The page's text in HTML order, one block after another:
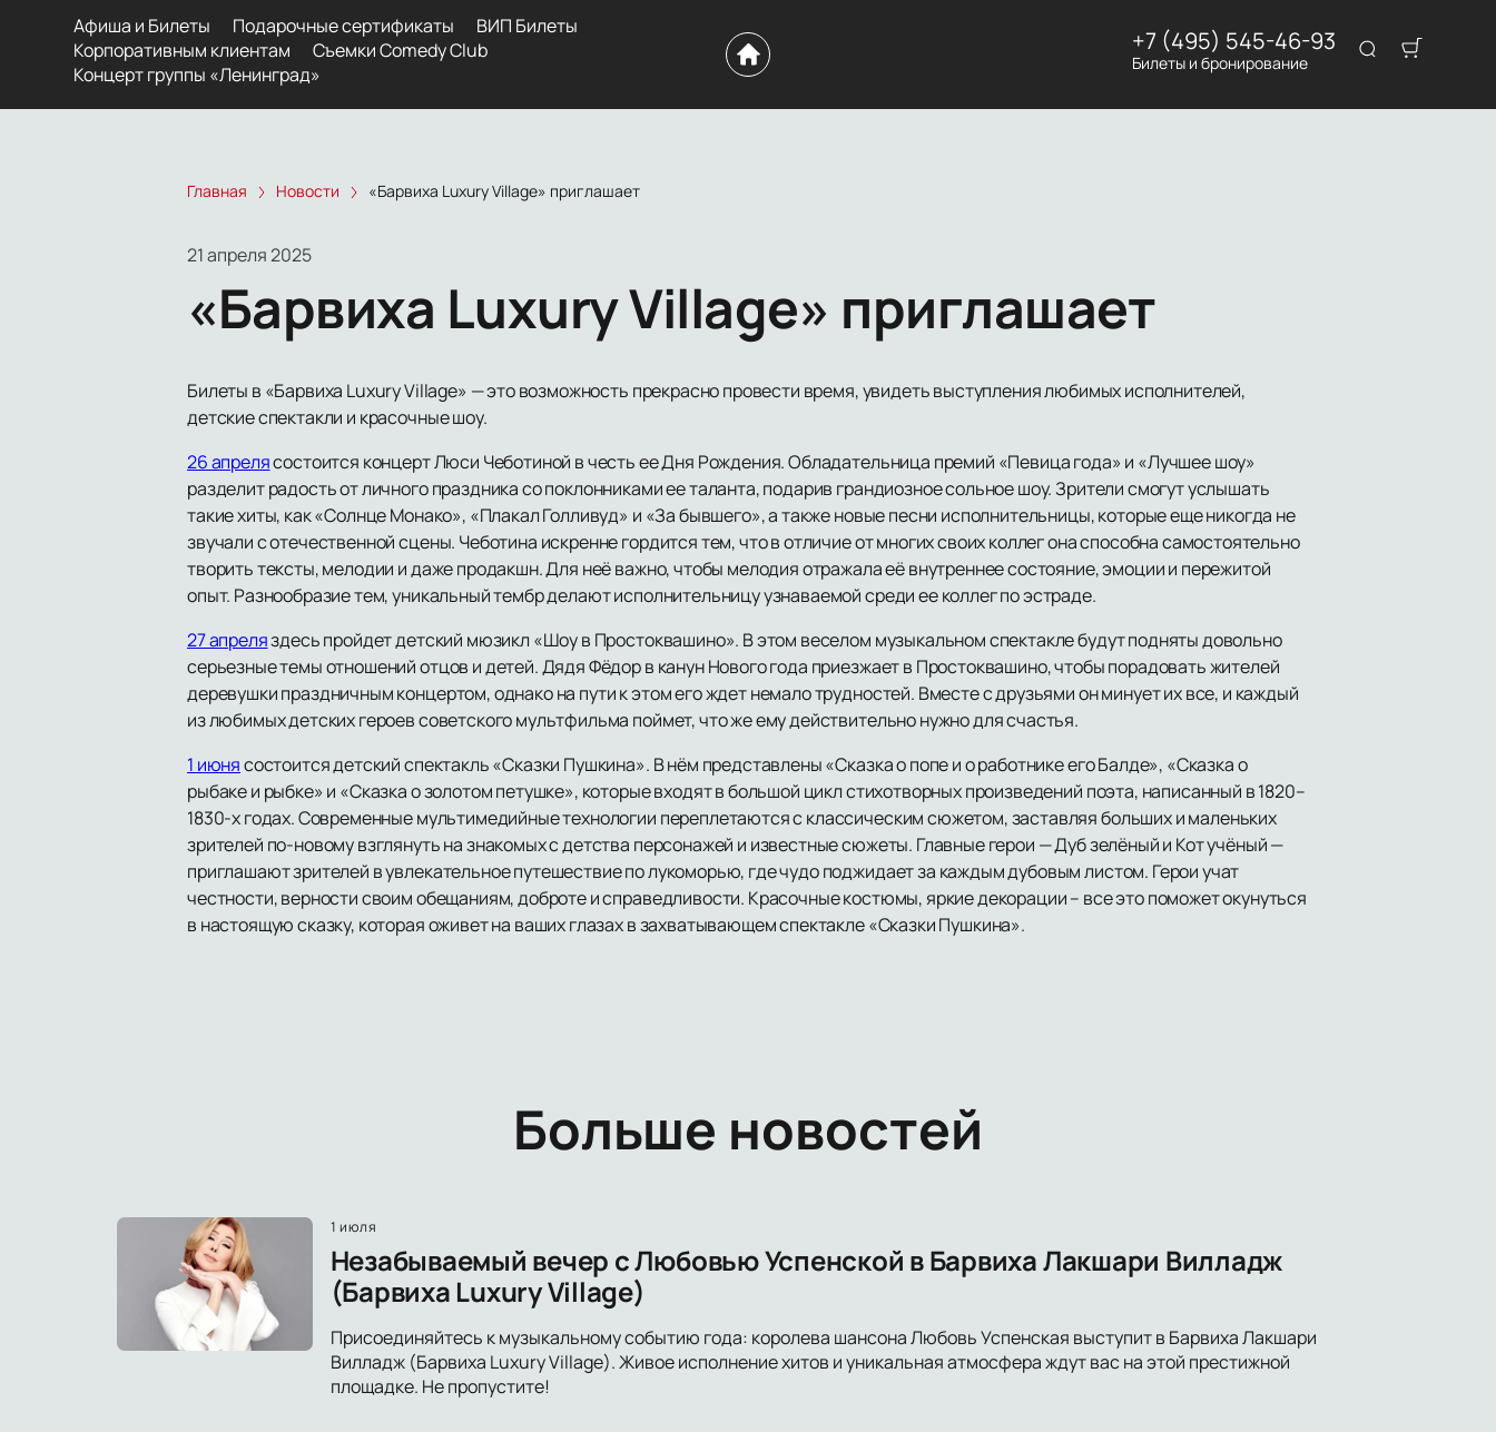
Афиша и Билеты Подарочные сертификаты
ВИП Билеты
Корпоративным клиентам
Съемки Comedy Club
Концерт группы «Ленинград»
+7 (495) 545-46-93
Билеты и бронирование
Главная Новости «Барвиха Luxury Village» приглашает
21 апреля 2025
«Барвиха Luxury Village» приглашает
Билеты в «Барвиха Luxury Village» — это возможность прекрасно провести время, увидеть выступления любимых исполнителей,
детские спектакли и красочные шоу.
26 апрелясостоится концерт Люси Чеботиной в честь ее Дня Рождения. Обладательница премий «Певица года» и «Лучшее шоу»
разделит радость от личного праздника со поклонниками ее таланта, подарив грандиозное сольное шоу. Зрители смогут услышать
такие хиты, как «Солнце Монако», «Плакал Голливуд» и «За бывшего», а также новые песни исполнительницы, которые еще никогда не
звучали с отечественной сцены. Чеботина искренне гордится тем, что в отличие от многих своих коллег она способна самостоятельно
творить тексты, мелодии и даже продакшн. Для неё важно, чтобы мелодия отражала её внутреннее состояние, эмоции и пережитой
опыт. Разнообразие тем, уникальный тембр делают исполнительницу узнаваемой среди ее коллег по эстраде.
27 апреляздесь пройдет детский мюзикл «Шоу в Простоквашино». В этом веселом музыкальном спектакле будут подняты довольно
серьезные темы отношений отцов и детей. Дядя Фёдор в канун Нового года приезжает в Простоквашино, чтобы порадовать жителей
деревушки праздничным концертом, однако на пути к этом его ждет немало трудностей. Вместе с друзьями он минует их все, и каждый
из любимых детских героев советского мультфильма поймет, что же ему действительно нужно для счастья.
1 июнясостоится детский спектакль «Сказки Пушкина». В нём представлены «Сказка о попе и о работнике его Балде», «Сказка о
рыбаке и рыбке» и «Сказка о золотом петушке», которые входят в большой цикл стихотворных произведений поэта, написанный в 1820–
1830-х годах. Современные мультимедийные технологии переплетаются с классическим сюжетом, заставляя больших и маленьких
зрителей по-новому взглянуть на знакомых с детства персонажей и известные сюжеты. Главные герои — Дуб зелёный и Кот учёный —
приглашают зрителей в увлекательное путешествие по лукоморью, где чудо поджидает за каждым дубовым листом. Герои учат
честности, верности своим обещаниям, доброте и справедливости. Красочные костюмы, яркие декорации – все это поможет окунуться
в настоящую сказку, которая оживет на ваших глазах в захватывающем спектакле «Сказки Пушкина».
Больше новостей
1 июля
Незабываемый вечер с Любовью Успенской в Барвиха Лакшари Вилладж
(Барвиха Luxury Village)
Присоединяйтесь к музыкальному событию года: королева шансона Любовь Успенская выступит в Барвиха Лакшари
Вилладж (Барвиха Luxury Village). Живое исполнение хитов и уникальная атмосфера ждут вас на этой престижной
площадке. Не пропустите!